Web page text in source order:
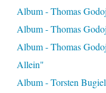
Album - Thomas
Album - Thomas
Album - Thomas
Allein"
Album - Torsten Bugiel